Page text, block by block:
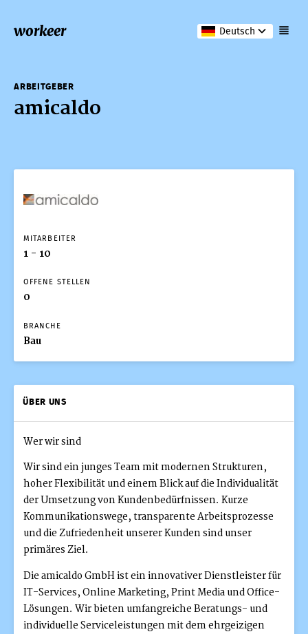
workeer Deutsch
ARBEITGEBER
amicaldo
MITARBEITER
1 - 10
OFFENE STELLEN
0
BRANCHE
Bau
ÜBER UNS
Wer wir sind
Wir sind ein junges Team mit modernen Strukturen,
hoher Flexibilität und einem Blick auf die Individualität
der Umsetzung von Kundenbedürfnissen. Kurze
Kommunikationswege, transparente Arbeitsprozesse
und die Zufriedenheit unserer Kunden sind unser
primäres Ziel.
Die amicaldo GmbH ist ein innovativer Dienstleister für
IT-Services, Online Marketing, Print Media und Office-
Lösungen. Wir bieten umfangreiche Beratungs- und
individuelle Serviceleistungen mit dem ehrgeizigen